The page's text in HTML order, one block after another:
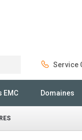
Service
EMC Domaines